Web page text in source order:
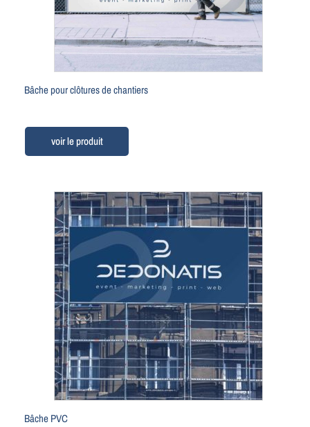
Bâche pour clôtures de chantiers
Bâche PVC